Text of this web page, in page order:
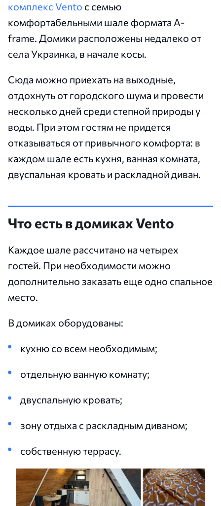
комплекс Vento с семью
комфортабельными шале формата A-
frame. Домики расположены недалеко от
села Украинка, в начале косы.
Сюда можно приехать на выходные,
отдохнуть от городского шума и провести
несколько дней среди степной природы у
воды. При этом гостям не придется
отказываться от привычного комфорта: в
каждом шале есть кухня, ванная комната,
двуспальная кровать и раскладной диван.
Что есть в домиках Vento
Каждое шале рассчитано на четырех
гостей. При необходимости можно
дополнительно заказать еще одно спальное
место.
В домиках оборудованы:
кухню со всем необходимым;
отдельную ванную комнату;
двуспальную кровать;
зону отдыха с раскладным диваном;
собственную террасу.